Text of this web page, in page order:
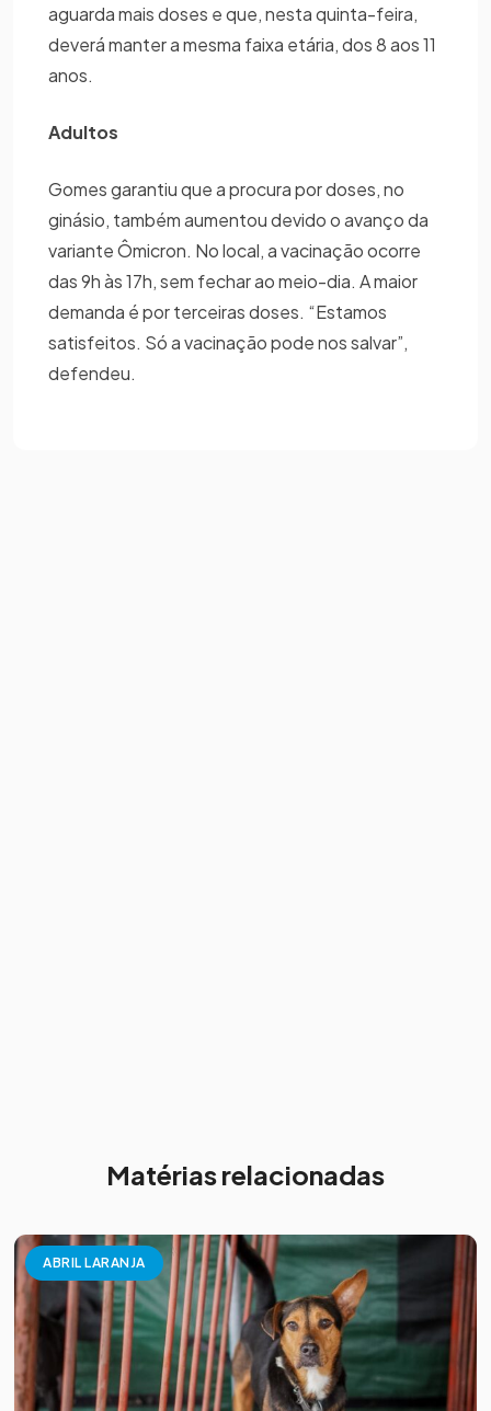
aguarda mais doses e que, nesta quinta-feira,
deverá manter a mesma faixa etária, dos 8 aos 11
anos.
Adultos
Gomes garantiu que a procura por doses, no
ginásio, também aumentou devido o avanço da
variante Ômicron. No local, a vacinação ocorre
das 9h às 17h, sem fechar ao meio-dia. A maior
demanda é por terceiras doses. “Estamos
satisfeitos. Só a vacinação pode nos salvar”,
defendeu.
Matérias relacionadas
ABRIL LARANJA